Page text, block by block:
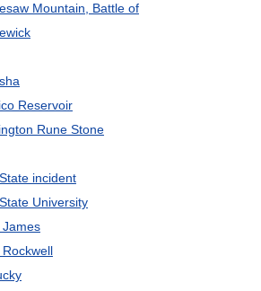
Mountain, Battle of
Reservoir
Rune Stone
incident
University
James
Rockwell